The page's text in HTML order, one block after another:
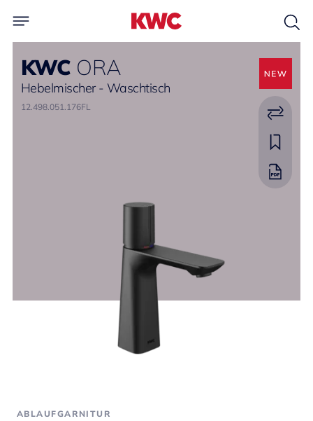
KWC ORA
Hebelmischer - Waschtisch
12.498.051.176FL
ABLAUFGARNITUR